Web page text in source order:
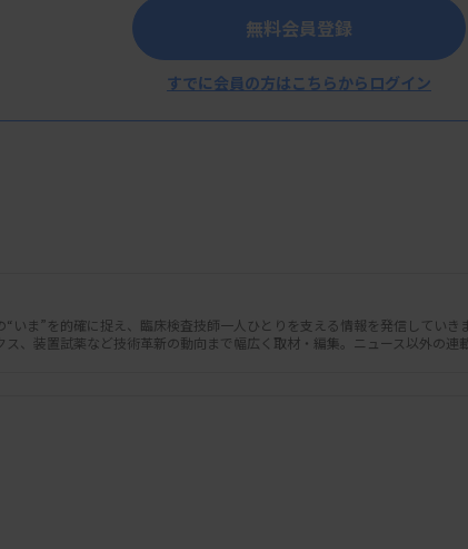
瘍または類縁疾患ゲノムプロファイリング検査」の扱いについて議
れた。3月1日付で保険収載する。
ンサー（NGS）を使って包括的なゲノムプロファ
瘍は、「原因不明の著しい血球減少」を含めた
無料会員登録
すでに会員の方はこちらからログイン
“いま”を的確に捉え、臨床検査技師一人ひとりを支える情報を発信してい
ス、装置試薬など技術革新の動向まで幅広く取材・編集。ニュース以外の連